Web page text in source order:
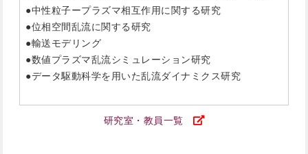
●中性粒子ープラズマ相互作用に関する研究
●位相空間乱流に関する研究
●輸送モデリング
●数値プラズマ乱流シミュレーション研究
●データ駆動科学を用いた乱流ダイナミクス研究
研究室・教員一覧